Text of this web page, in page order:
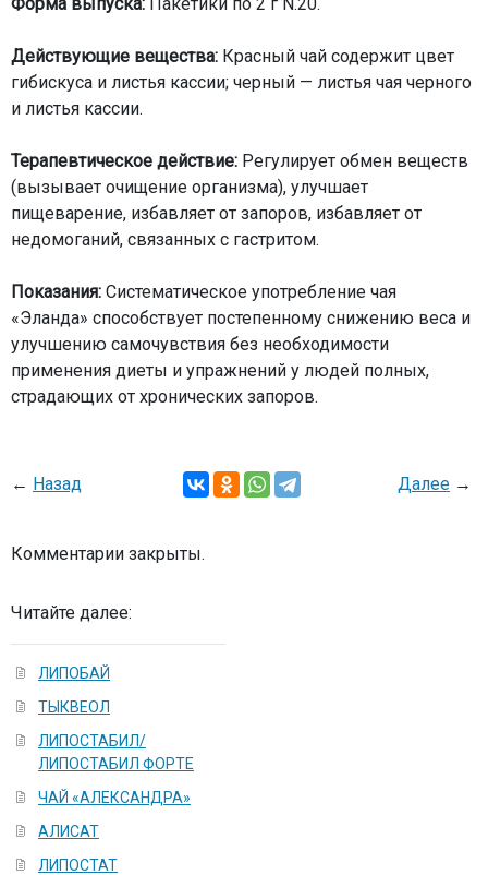
Действующие вещества: Красный чай содержит цвет
гибискуса и листья кассии; черный — листья чая черного
и листья кассии.
Терапевтическое действие: Регулирует обмен веществ
(вызывает очищение организма), улучшает
пищеварение, избавляет от запоров, избавляет от
недомоганий, связанных с гастритом.
Показания: Систематическое употребление чая
«Эланда» способствует постепенному снижению веса и
улучшению самочувствия без необходимости
применения диеты и упражнений у людей полных,
страдающих от хронических запоров.
← Назад Далее →
Комментарии закрыты.
Читайте далее:
ЛИПОБАЙ
ТЫКВЕОЛ
ЛИПОСТАБИЛ/
ЛИПОСТАБИЛ ФОРТЕ
ЧАЙ «АЛЕКСАНДРА»
АЛИCAT
ЛИПОСТАТ